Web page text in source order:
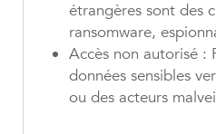
étrangères sont des
ransomware,
Accès non autorisé :
données sensibles
ou des acteurs